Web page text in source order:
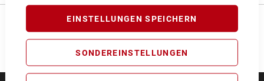
EINSTELLUNGEN SPEICHERN
SONDEREINSTELLUNGEN